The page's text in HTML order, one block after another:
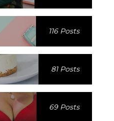
116 Posts
81 Posts
69 Posts